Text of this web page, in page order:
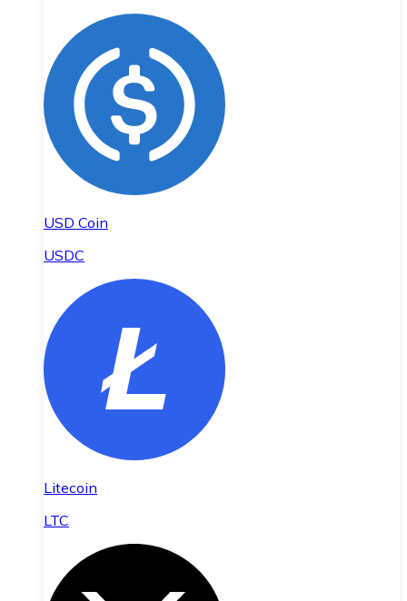
USD Coin
USDC
Litecoin
LTC